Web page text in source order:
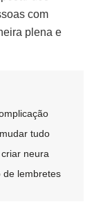
com
plena e
tudo
neura
de lembretes